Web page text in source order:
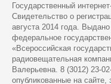
Государственный
Cвидетельство о
августа 2014 года.
федеральное
«Всероссийская
радиовещательная
Валерьевна. 8 (3012) 23-
опубликованные на